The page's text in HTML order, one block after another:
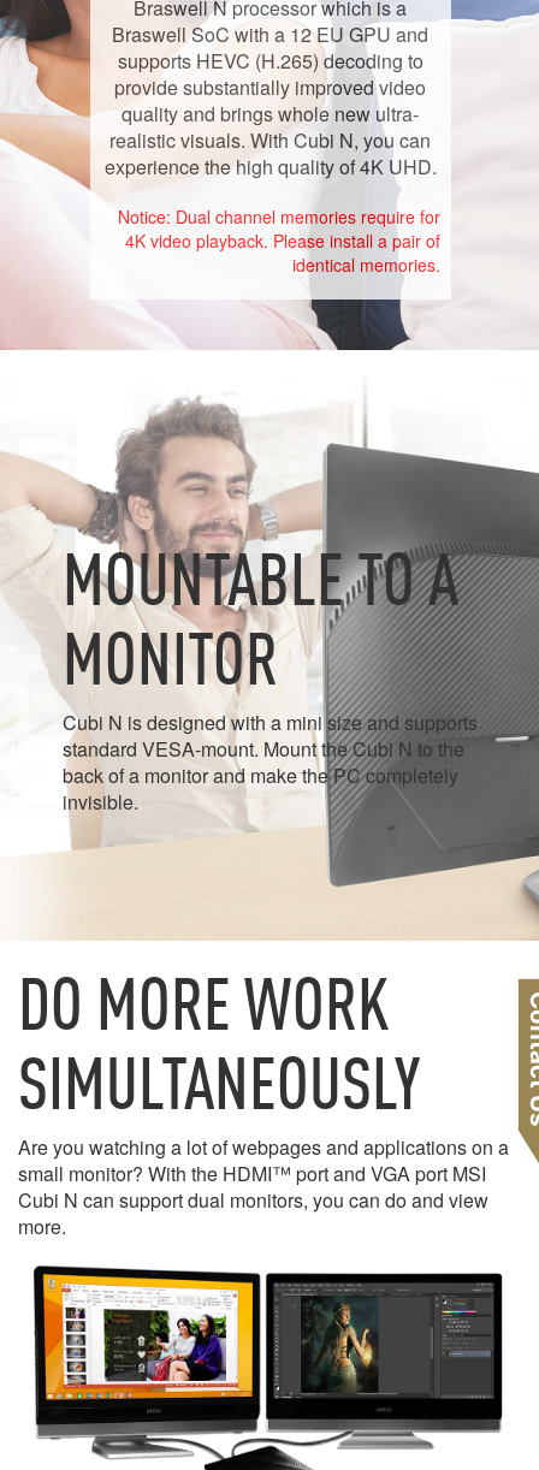
Braswell N processor which is a
Braswell SoC with a 12 EU GPU and
supports HEVC (H.265) decoding to
provide substantially improved video
quality and brings whole new ultra-
realistic visuals. With Cubi N, you can
experience the high quality of 4K UHD.
Notice: Dual channel memories require for
4K video playback. Please install a pair of
identical memories.
MOUNTABLE TO A
MONITOR
Cubi N is designed with a mini size and supports
standard VESA-mount. Mount the Cubi N to the
back of a monitor and make the PC completely
invisible.
DO MORE WORK
SIMULTANEOUSLY
Are you watching a lot of webpages and applications on a
small monitor? With the HDMI™ port and VGA port MSI
Cubi N can support dual monitors, you can do and view
more.